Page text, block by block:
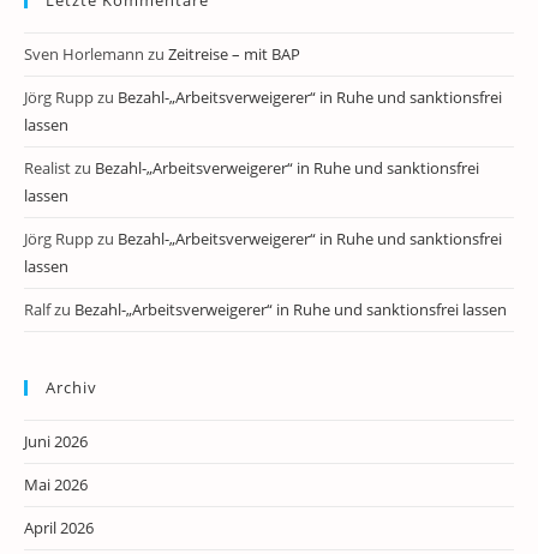
Sven Horlemann zu Zeitreise – mit BAP
Jörg Ruppzu Bezahl-„Arbeitsverweigerer“ in Ruhe und sanktionsfrei
lassen
Realistzu Bezahl-„Arbeitsverweigerer“ in Ruhe und sanktionsfrei
lassen
Jörg Ruppzu Bezahl-„Arbeitsverweigerer“ in Ruhe und sanktionsfrei
lassen
Ralfzu Bezahl-„Arbeitsverweigerer“ in Ruhe und sanktionsfrei lassen
Archiv
Juni 2026
Mai 2026
April 2026